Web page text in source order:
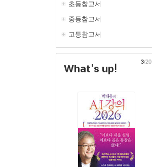
초등참고서
중등참고서
고등참고서
What's up!
3/20